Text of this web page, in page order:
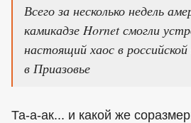
Всего за несколько недель
камикадзе Hornet смогли
настоящий хаос в
в Приазовье
Та-а-ак... и какой же